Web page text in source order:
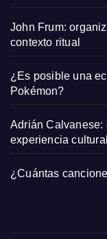
John Frum:
contexto ritual
¿Es posible una
Pokémon?
Adrián Calvanese:
experiencia cultural
¿Cuántas